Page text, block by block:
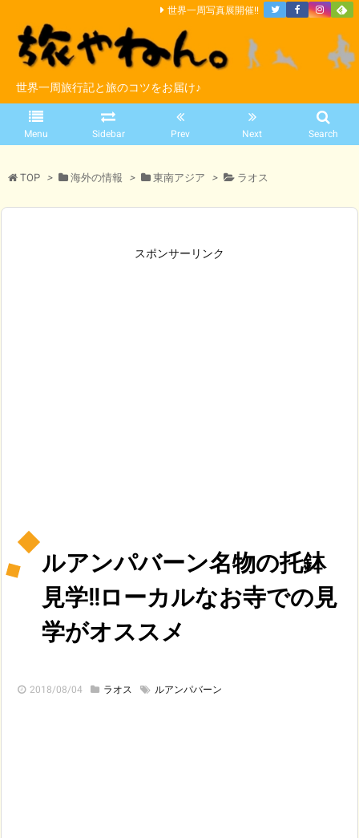
世界一周旅行記と旅のコツをお届け♪
Menu Sidebar Prev Next Search
世界一周写真展開催!!
TOP > 海外の情報 > 東南アジア > ラオス
スポンサーリンク
ルアンパバーン名物の托鉢
見学!!ローカルなお寺での見
学がオススメ
2018/08/04 ラオス ルアンパバーン